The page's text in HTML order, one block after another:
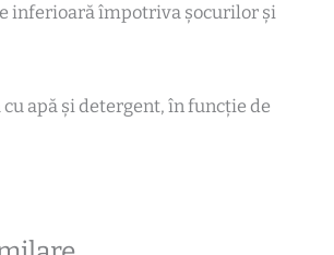
inferioară împotriva șocurilor și
apă și detergent, în funcție de